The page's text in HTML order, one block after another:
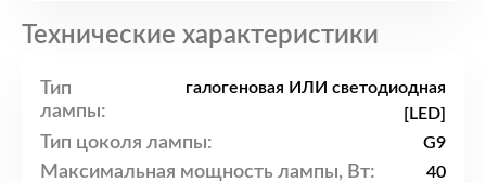
Технические характеристики
Тип
лампы:
галогеновая ИЛИ светодиодная
[LED]
Тип цоколя лампы: G9
Максимальная мощность лампы, Вт: 40